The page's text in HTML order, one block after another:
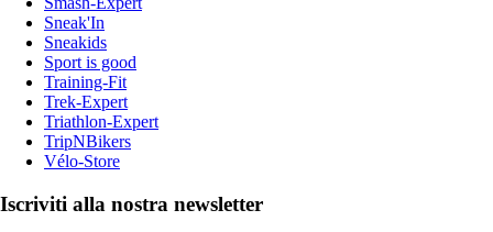
Sneak'In
Sneakids
Sport is good
Training-Fit
Trek-Expert
Triathlon-Expert
TripNBikers
Vélo-Store
Iscriviti alla nostra newsletter